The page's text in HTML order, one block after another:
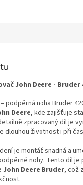
John Deere - Bruder
podpěrná noha Bruder
Deere, kde zajišťuje
zpracovaný díl je
dlouhou životnost i při
je montáž snadná a
nohy. Tento díl je
John Deere Bruder, což